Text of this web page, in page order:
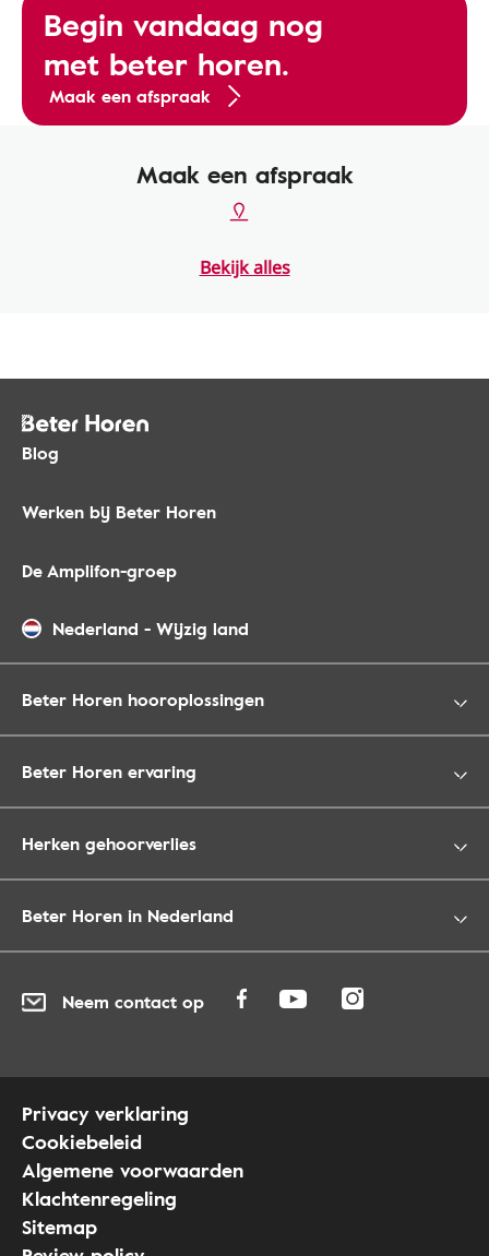
Begin vandaag nog
met beter horen.
Maak een afspraak
Maak een afspraak
Bekijk alles
Blog
Werken bij Beter Horen
De Amplifon-groep
Nederland - Wijzig land
Beter Horen hooroplossingen
Beter Horen ervaring
Herken gehoorverlies
Beter Horen in Nederland
Neem contact op
Privacy verklaring
Cookiebeleid
Algemene voorwaarden
Klachtenregeling
Sitemap